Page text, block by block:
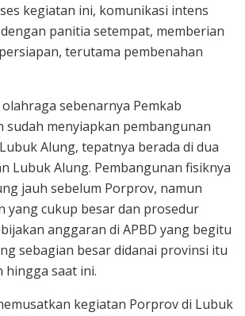
kegiatan ini, komunikasi intens
panitia setempat, memberian
terutama pembenahan
sebenarnya Pemkab
sudah menyiapkan pembangunan
Alung, tepatnya berada di dua
Lubuk Alung. Pembangunan fisiknya
jauh sebelum Porprov, namun
yang cukup besar dan prosedur
anggaran di APBD yang begitu
sebagian besar didanai provinsi itu
hingga saat ini.
kegiatan Porprov di Lubuk